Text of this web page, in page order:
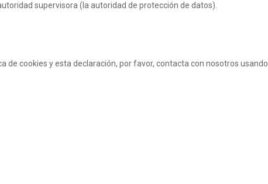
supervisora (la autoridad de protección de datos).
de cookies y esta declaración, por favor, contacta con nosotros usando